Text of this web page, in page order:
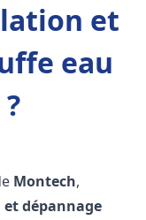
et
eau
Montech,
dépannage